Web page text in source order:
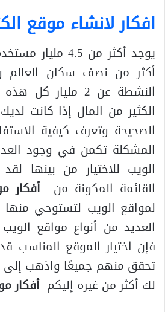
افكار لانشاء موقع
يوجد أكثر من 4.5
أكثر من نصف سكان العالم
النشطة عن 2 مليار
الكثير من المال إذا كانت
الصحيحة وتعرف كيفية
المشكلة تكمن في وجود
الويب للاختيار من بينها
القائمة المكونة من أفكار
لمواقع الويب لتستوحي منها
العديد من أنواع مواقع الويب
فإن اختيار الموقع المناسب
تحقق منهم جميعًا واذهب
لك أكثر من غيره إليكم أفكار